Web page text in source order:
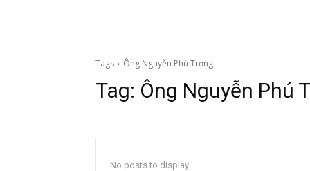
Tags Ông Nguyễn Phú Trọng
Tag: Ông Nguyễn Phú
No posts to display